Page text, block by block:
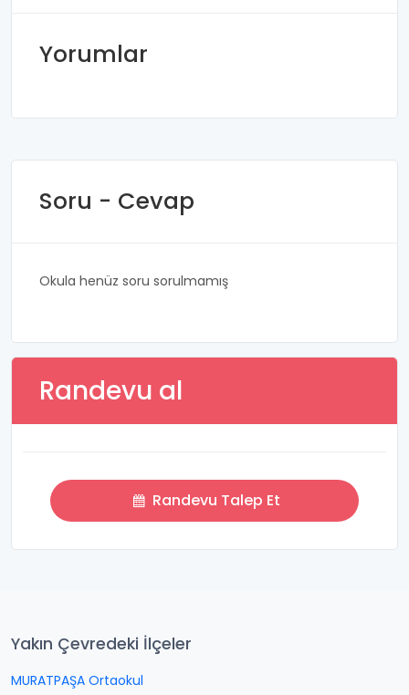
Yorumlar
Soru - Cevap
Okula henüz soru sorulmamış
Randevu al
Randevu Talep Et
Yakın Çevredeki İlçeler
MURATPAŞA Ortaokul